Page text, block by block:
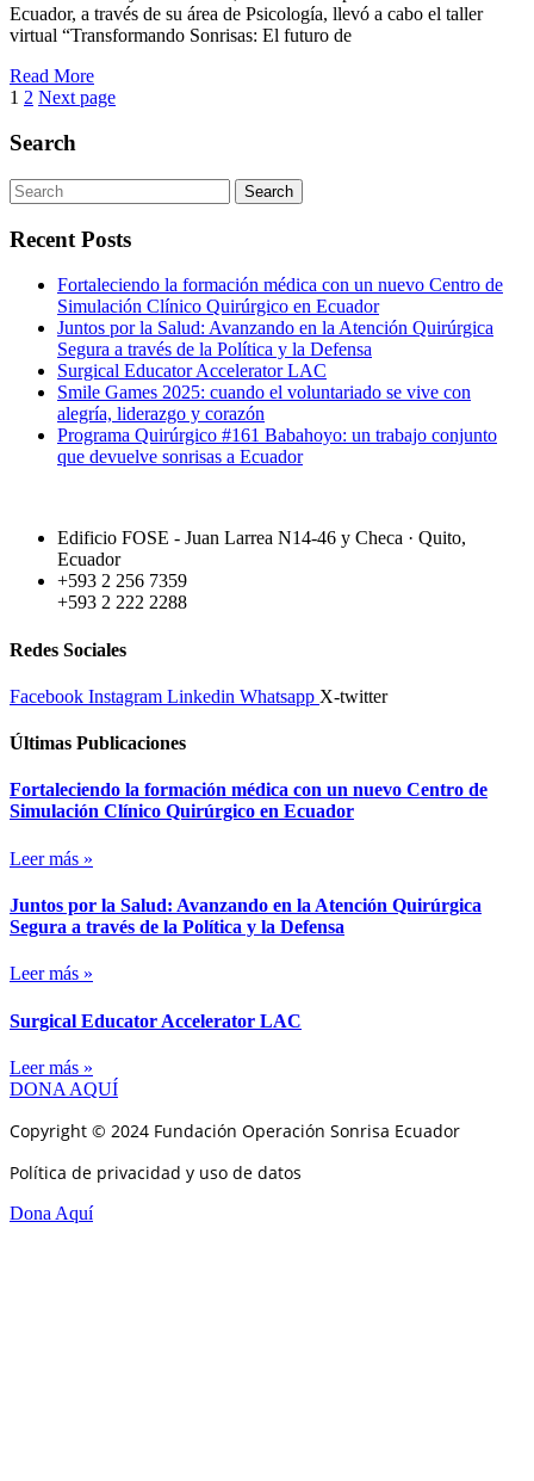
Ecuador, a través de su área de Psicología, llevó a cabo el taller
virtual “Transformando Sonrisas: El futuro de
Read More
de
entradas
Page
1 Page
2 Next page
Search
Search
Recent Posts
Fortaleciendo la formación médica con un nuevo Centro de
Simulación Clínico Quirúrgico en Ecuador
Juntos por la Salud: Avanzando en la Atención Quirúrgica
Segura a través de la Política y la Defensa
Surgical Educator Accelerator LAC
Smile Games 2025: cuando el voluntariado se vive con
alegría, liderazgo y corazón
Programa Quirúrgico #161 Babahoyo: un trabajo conjunto
que devuelve sonrisas a Ecuador
Edificio FOSE - Juan Larrea N14-46 y Checa · Quito,
Ecuador
+593 2 256 7359
+593 2 222 2288
Redes Sociales
Facebook Instagram Linkedin Whatsapp X-twitter
Últimas Publicaciones
Fortaleciendo la formación médica con un nuevo Centro de
Simulación Clínico Quirúrgico en Ecuador
Leer más »
Juntos por la Salud: Avanzando en la Atención Quirúrgica
Segura a través de la Política y la Defensa
Leer más »
Surgical Educator Accelerator LAC
Leer más »
DONA AQUÍ
Copyright © 2024 Fundación Operación Sonrisa Ecuador
Política de privacidad y uso de datos
Dona Aquí